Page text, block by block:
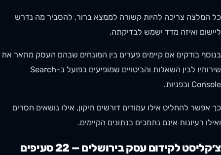
כל המלצה צריכה להיות קשורה לממצא ברור, להסביר מה נדרש
ליישום ואיזה מדד ישמש לבדיקתה.
בנוסף בודקים אם קיימים פערים בין המונחים שבהם העסק מתאר את
שירותיו לבין השאלות והביטויים שמופיעים בפועל ב-Search
Console ובפניות.
כך אפשר להחליט אילו עמודים דורשים תיקון, אילו נושאים חסרים
ואילו רעיונות אינם נתמכים בנתונים הקיימים.
צ׳קליסט לקידום עסק בירושלים — 22 סעיפים